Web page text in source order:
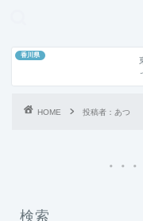
香川県
HOME 投稿者：あつ
検索